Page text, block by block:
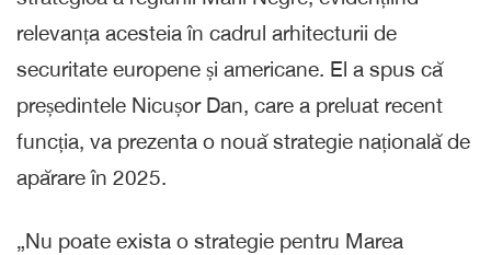
relevanța acesteia în cadrul arhitecturii de
securitate europene și americane. El a spus că
președintele Nicușor Dan, care a preluat recent
funcția, va prezenta o nouă strategie națională de
apărare în 2025.
„Nu poate exista o strategie pentru Marea